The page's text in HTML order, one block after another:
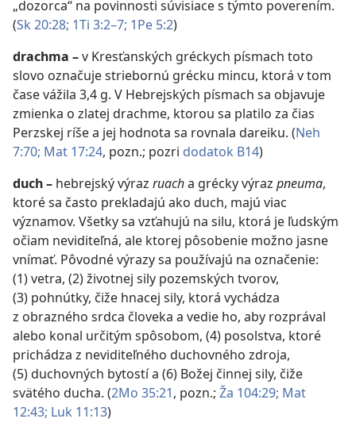
„dozorca“ na povinnosti súvisiace s týmto poverením.
(Sk 20:28; 1Ti 3:2–7; 1Pe 5:2)
drachma –v Kresťanských gréckych písmach toto
slovo označuje striebornú grécku mincu, ktorá v tom
čase vážila 3,4 g. V Hebrejských písmach sa objavuje
zmienka o zlatej drachme, ktorou sa platilo za čias
Perzskej ríše a jej hodnota sa rovnala dareiku. (Neh
7:70; Mat 17:24, pozn.; pozri dodatok B14)
duch– hebrejský výraz ruacha grécky výraz pneuma,
ktoré sa často prekladajú ako duch, majú viac
významov. Všetky sa vzťahujú na silu, ktorá je ľudským
očiam neviditeľná, ale ktorej pôsobenie možno jasne
vnímať. Pôvodné výrazy sa používajú na označenie:
(1) vetra, (2) životnej sily pozemských tvorov,
(3) pohnútky, čiže hnacej sily, ktorá vychádza
z obrazného srdca človeka a vedie ho, aby rozprával
alebo konal určitým spôsobom, (4) posolstva, ktoré
prichádza z neviditeľného duchovného zdroja,
(5) duchovných bytostí a (6) Božej činnej sily, čiže
svätého ducha. (2Mo 35:21, pozn.; Ža 104:29; Mat
12:43; Luk 11:13)